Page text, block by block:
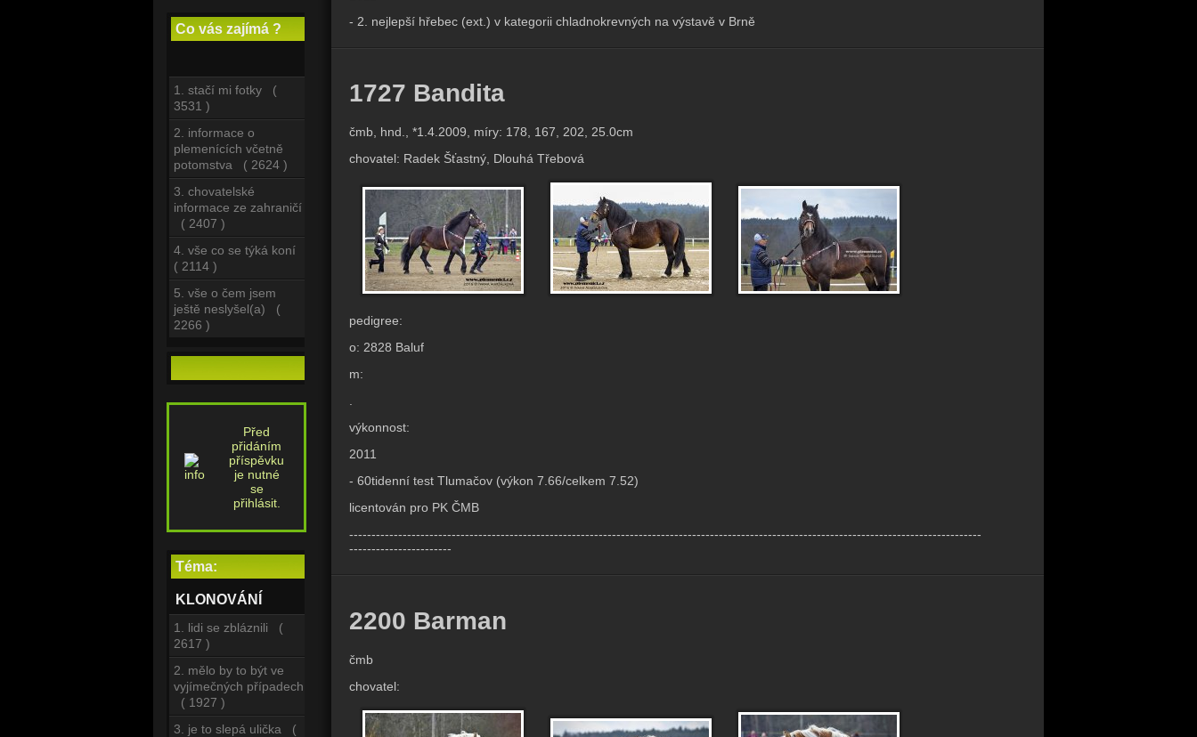
Co vás zajímá ?
1. stačí mi fotky (
3531 )
2. informace o
plemenících včetně
potomstva ( 2624 )
3. chovatelské
informace ze zahraničí
( 2407 )
4. vše co se týká koní
( 2114 )
5. vše o čem jsem
ještě neslyšel(a) (
2266 )
Před
přidáním
příspěvku
je nutné
se
přihlásit.
Téma:
KLONOVÁNÍ
1. lidi se zbláznili (
2617 )
2. mělo by to být ve
vyjímečných případech
( 1927 )
3. je to slepá ulička (
- 2. nejlepší hřebec (ext.) v kategorii chladnokrevných na výstavě v Brně
1727 Bandita
čmb, hnd., *1.4.2009, míry: 178, 167, 202, 25.0cm
chovatel: Radek Šťastný, Dlouhá Třebová
pedigree:
o: 2828 Baluf
m:
výkonnost:
2011
- 60tidenní test Tlumačov (výkon 7.66/celkem 7.52)
licentován pro PK ČMB
----------------------------------------------------------------------------------------------------------------------------------------------
-----------------------
2200 Barman
čmb
chovatel: